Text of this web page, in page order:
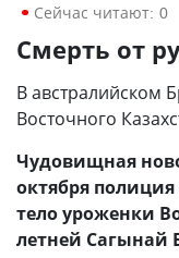
Сейчас читают: 0
Смерть от
В австралийском
Восточного
Чудовищная
октября
тело уроженки
летней Сагынай